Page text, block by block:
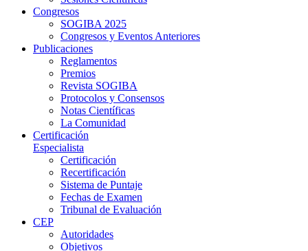
Congresos
SOGIBA 2025
Congresos y Eventos Anteriores
Publicaciones
Reglamentos
Premios
Revista SOGIBA
Protocolos y Consensos
Notas Científicas
La Comunidad
Certificación
Especialista
Certificación
Recertificación
Sistema de Puntaje
Fechas de Examen
Tribunal de Evaluación
CEP
Autoridades
Objetivos